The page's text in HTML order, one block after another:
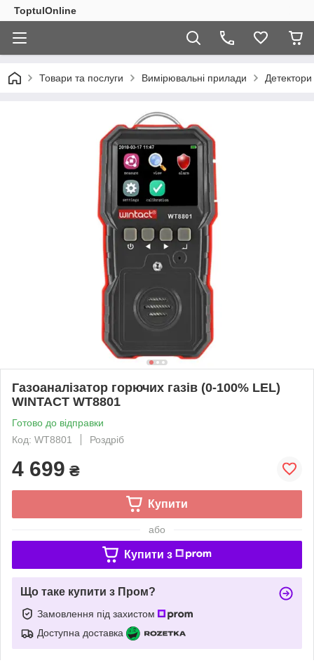
ToptulOnline
Товари та послуги Вимірювальні прилади Детектори
Газоаналізатор горючих газів (0-100% LEL)
WINTACT WT8801
Готово до відправки
Код: WT8801
Роздріб
4 699 ₴
Купити
або
Купити з
Що таке купити з Пром?
Замовлення під захистом
Доступна доставка